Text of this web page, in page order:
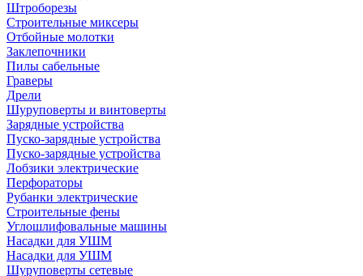
Штроборезы
Строительные миксеры
Отбойные молотки
Заклепочники
Пилы сабельные
Граверы
Дрели
Шуруповерты и винтоверты
Зарядные устройства
Пуско-зарядные устройства
Пуско-зарядные устройства
Лобзики электрические
Перфораторы
Рубанки электрические
Строительные фены
Углошлифовальные машины
Насадки для УШМ
Насадки для УШМ
Шуруповерты сетевые